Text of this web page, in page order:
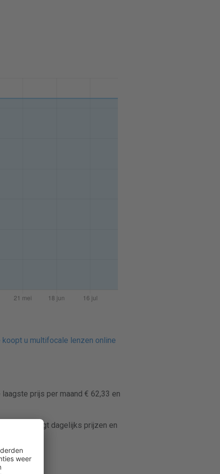
koopt u multifocale lenzen online
prijs per maand € 62,33 en
volgt dagelijks prijzen en